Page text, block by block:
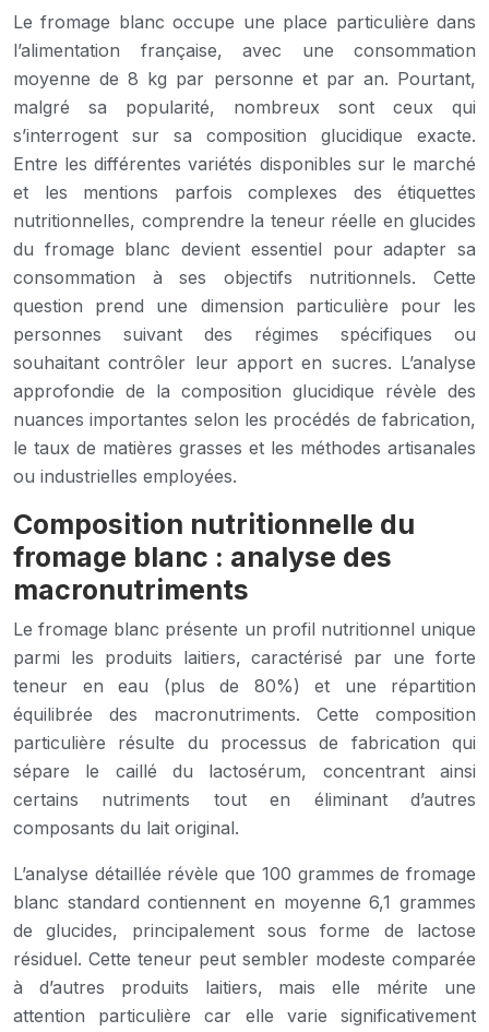
Le fromage blanc occupe une place particulière dans
l’alimentation française, avec une consommation
moyenne de 8 kg par personne et par an. Pourtant,
malgré sa popularité, nombreux sont ceux qui
s’interrogent sur sa composition glucidique exacte.
Entre les différentes variétés disponibles sur le marché
et les mentions parfois complexes des étiquettes
nutritionnelles, comprendre la teneur réelle en glucides
du fromage blanc devient essentiel pour adapter sa
consommation à ses objectifs nutritionnels. Cette
question prend une dimension particulière pour les
personnes suivant des régimes spécifiques ou
souhaitant contrôler leur apport en sucres. L’analyse
approfondie de la composition glucidique révèle des
nuances importantes selon les procédés de fabrication,
le taux de matières grasses et les méthodes artisanales
ou industrielles employées.
Composition nutritionnelle du
fromage blanc : analyse des
macronutriments
Le fromage blanc présente un profil nutritionnel unique
parmi les produits laitiers, caractérisé par une forte
teneur en eau (plus de 80%) et une répartition
équilibrée des macronutriments. Cette composition
particulière résulte du processus de fabrication qui
sépare le caillé du lactosérum, concentrant ainsi
certains nutriments tout en éliminant d’autres
composants du lait original.
L’analyse détaillée révèle que 100 grammes de fromage
blanc standard contiennent en moyenne 6,1 grammes
de glucides, principalement sous forme de lactose
résiduel. Cette teneur peut sembler modeste comparée
à d’autres produits laitiers, mais elle mérite une
attention particulière car elle varie significativement